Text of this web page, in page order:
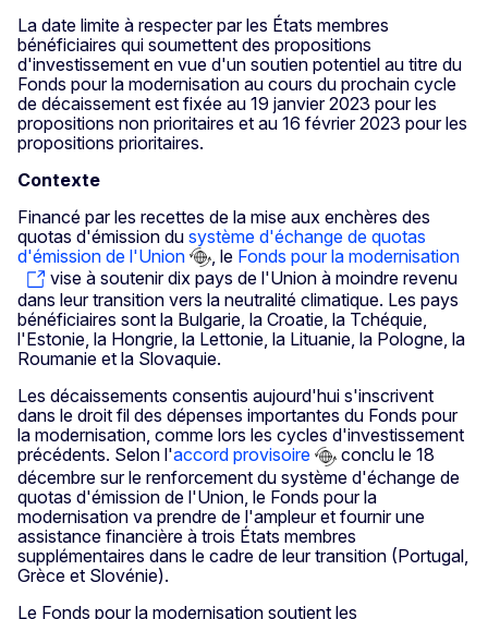
La date limite à respecter par les États membres
bénéficiaires qui soumettent des propositions
d'investissement en vue d'un soutien potentiel au titre du
Fonds pour la modernisation au cours du prochain cycle
de décaissement est fixée au 19 janvier 2023 pour les
propositions non prioritaires et au 16 février 2023 pour les
propositions prioritaires.
Contexte
Financé par les recettes de la mise aux enchères des
quotas d'émission du système d'échange de quotas
d'émission de l'Union
, le Fonds pour la modernisation
vise à soutenir dix pays de l'Union à moindre revenu
dans leur transition vers la neutralité climatique. Les pays
bénéficiaires sont la Bulgarie, la Croatie, la Tchéquie,
l'Estonie, la Hongrie, la Lettonie, la Lituanie, la Pologne, la
Roumanie et la Slovaquie.
Les décaissements consentis aujourd'hui s'inscrivent
dans le droit fil des dépenses importantes du Fonds pour
la modernisation, comme lors les cycles d'investissement
précédents. Selon l'accord provisoire
conclu le 18
décembre sur le renforcement du système d'échange de
quotas d'émission de l'Union, le Fonds pour la
modernisation va prendre de l'ampleur et fournir une
assistance financière à trois États membres
supplémentaires dans le cadre de leur transition (Portugal,
Grèce et Slovénie).
Le Fonds pour la modernisation soutient les